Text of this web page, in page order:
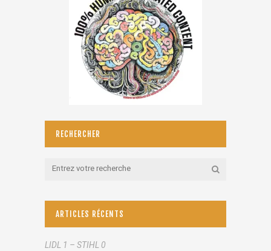
RECHERCHER
ARTICLES RÉCENTS
LIDL 1 – STIHL 0